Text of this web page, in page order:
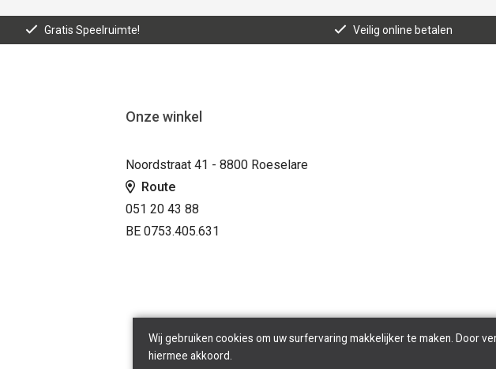
Gratis Speelruimte! Veilig online betalen
Onze winkel
Noordstraat 41 - 8800 Roeselare
Route
051 20 43 88
BE 0753.405.631
Wij gebruiken cookies om uw surfervaring makkelijker te maken. Door
hiermee akkoord.